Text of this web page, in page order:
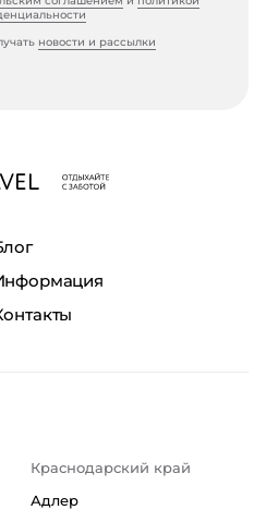
новости и рассылки
Краснодарский край
Адлер